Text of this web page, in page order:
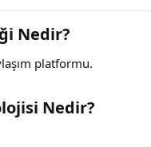
Nedir?
platformu.
Nedir?